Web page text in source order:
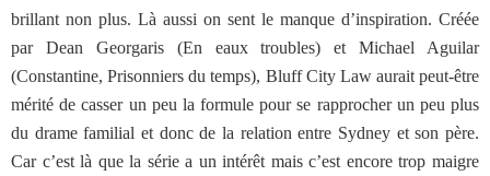
brillant non plus. Là aussi on sent le manque d’inspiration. Créée
par Dean Georgaris (En eaux troubles) et Michael Aguilar
(Constantine, Prisonniers du temps), Bluff City Law aurait peut-être
mérité de casser un peu la formule pour se rapprocher un peu plus
du drame familial et donc de la relation entre Sydney et son père.
Car c’est là que la série a un intérêt mais c’est encore trop maigre